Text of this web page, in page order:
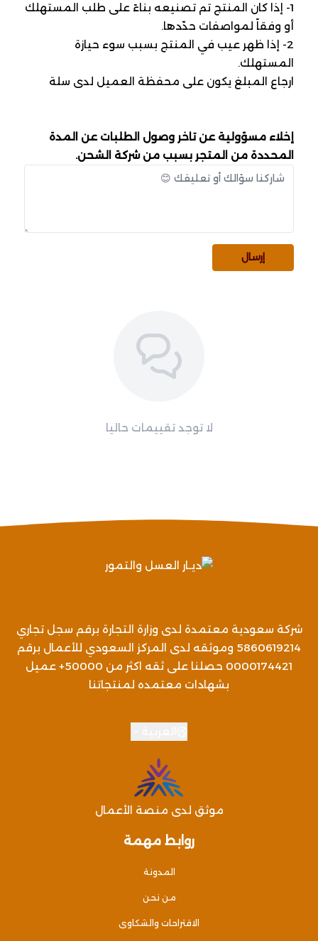
1- إذا كان المنتج تم تصنيعه بناءً على طلب المستهلك
أو وفقاً لمواصفات حدّدها.
2- إذا ظهر عيب في المنتج بسبب سوء حيازة
المستهلك.
ارجاع المبلغ يكون على محفظة العميل لدى سلة
إخلاء مسؤولية عن تاخر وصول الطلبات عن المدة
المحددة من المتجر بسبب من شركة الشحن.
إرسال
لا توجد تقييمات حاليا
روابط مهمة
المدونة
من نحن
الاقتراحات والشكاوى
شركة سعودية معتمدة لدى وزارة التجارة برقم سجل تجاري
5860619214 وموثقه لدى المركز السعودي للأعمال برقم
0000174421 حصلنا على ثقه اكثر من 50000+ عميل
بشهادات معتمده لمنتجاتنا
موثق لدى منصة الأعمال